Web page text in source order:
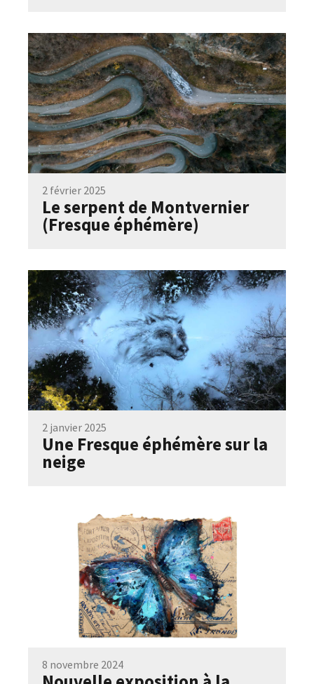
2 février 2025
Le serpent de Montvernier
(Fresque éphémère)
2 janvier 2025
Une Fresque éphémère sur la
neige
8 novembre 2024